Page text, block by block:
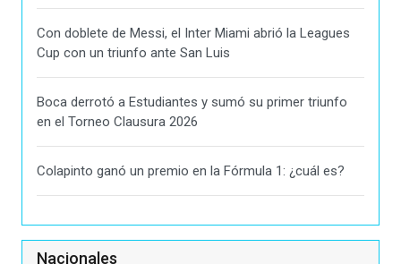
Con doblete de Messi, el Inter Miami abrió la Leagues
Cup con un triunfo ante San Luis
Boca derrotó a Estudiantes y sumó su primer triunfo
en el Torneo Clausura 2026
Colapinto ganó un premio en la Fórmula 1: ¿cuál es?
Nacionales